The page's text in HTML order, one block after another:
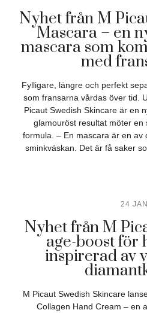
Nyhet från M
Mascara – en
mascara som
med
Fylligare, längre och perfekt
som fransarna vårdas över tid.
Picaut Swedish Skincare är en
glamouröst resultat möter en
formula. – En mascara är en av
sminkväskan. Det är få saker
24 JAN
Nyhet från M
age-boost för
inspirerad av
M Picaut Swedish Skincare
Collagen Hand Cream – en